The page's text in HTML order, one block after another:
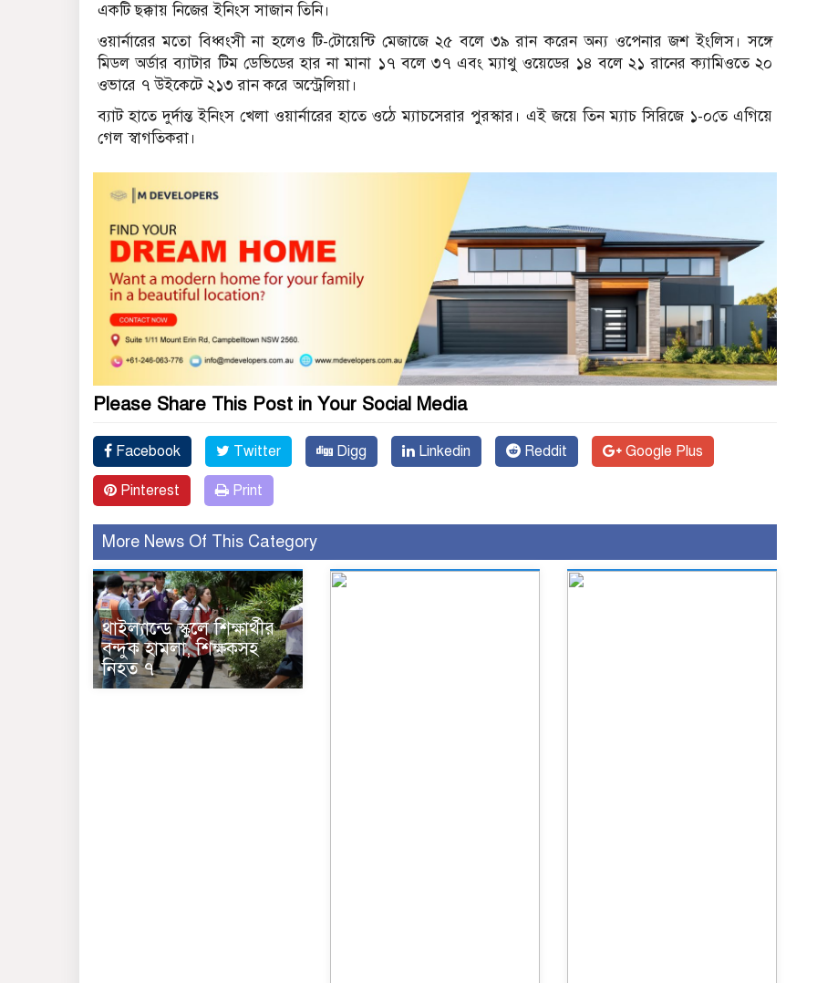
একটি ছক্কায় নিজের ইনিংস সাজান তিনি।
ওয়ার্নারের মতো বিধ্বংসী না হলেও টি-টোয়েন্টি মেজাজে ২৫ বলে ৩৯ রান করেন অন্য ওপেনার জশ ইংলিস। সঙ্গে
মিডল অর্ডার ব্যাটার টিম ডেভিডের হার না মানা ১৭ বলে ৩৭ এবং ম্যাথু ওয়েডের ১৪ বলে ২১ রানের ক্যামিওতে ২০
ওভারে ৭ উইকেটে ২১৩ রান করে অস্ট্রেলিয়া।
ব্যাট হাতে দুর্দান্ত ইনিংস খেলা ওয়ার্নারের হাতে ওঠে ম্যাচসেরার পুরস্কার। এই জয়ে তিন ম্যাচ সিরিজে ১-০তে এগিয়ে
গেল স্বাগতিকরা।
Please Share This Post in Your Social Media
Facebook Twitter Digg Linkedin Reddit Google Plus
Pinterest Print
More News Of This Category
থাইল্যান্ডে স্কুলে শিক্ষার্থীর
বন্দুক হামলা, শিক্ষকসহ
নিহত ৭